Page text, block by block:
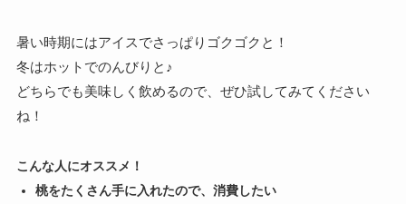
暑い時期にはアイスでさっぱりゴクゴクと！
冬はホットでのんびりと♪
どちらでも美味しく飲めるので、ぜひ試してみてください
ね！
こんな人にオススメ！
桃をたくさん手に入れたので、消費したい